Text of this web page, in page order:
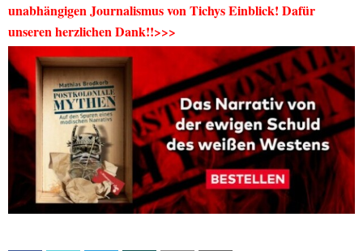
unabhängigen Journalismus von Tichys Einblick! Dafür
unseren herzlichen Dank!!>>>